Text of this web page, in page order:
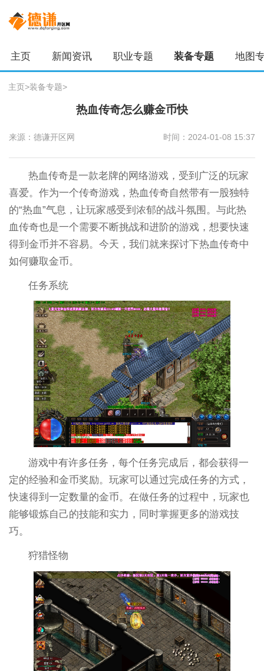
主页 新闻资讯 职业专题 装备专题 地图
主页>装备专题>
热血传奇怎么赚金币快
来源：德谦开区网 时间：2024-01-08 15:37
热血传奇是一款老牌的网络游戏，受到广泛的玩家
喜爱。作为一个传奇游戏，热血传奇自然带有一股独特
的“热血”气息，让玩家感受到浓郁的战斗氛围。与此热
血传奇也是一个需要不断挑战和进阶的游戏，想要快速
得到金币并不容易。今天，我们就来探讨下热血传奇中
如何赚取金币。
任务系统
游戏中有许多任务，每个任务完成后，都会获得一
定的经验和金币奖励。玩家可以通过完成任务的方式，
快速得到一定数量的金币。在做任务的过程中，玩家也
能够锻炼自己的技能和实力，同时掌握更多的游戏技
巧。
狩猎怪物